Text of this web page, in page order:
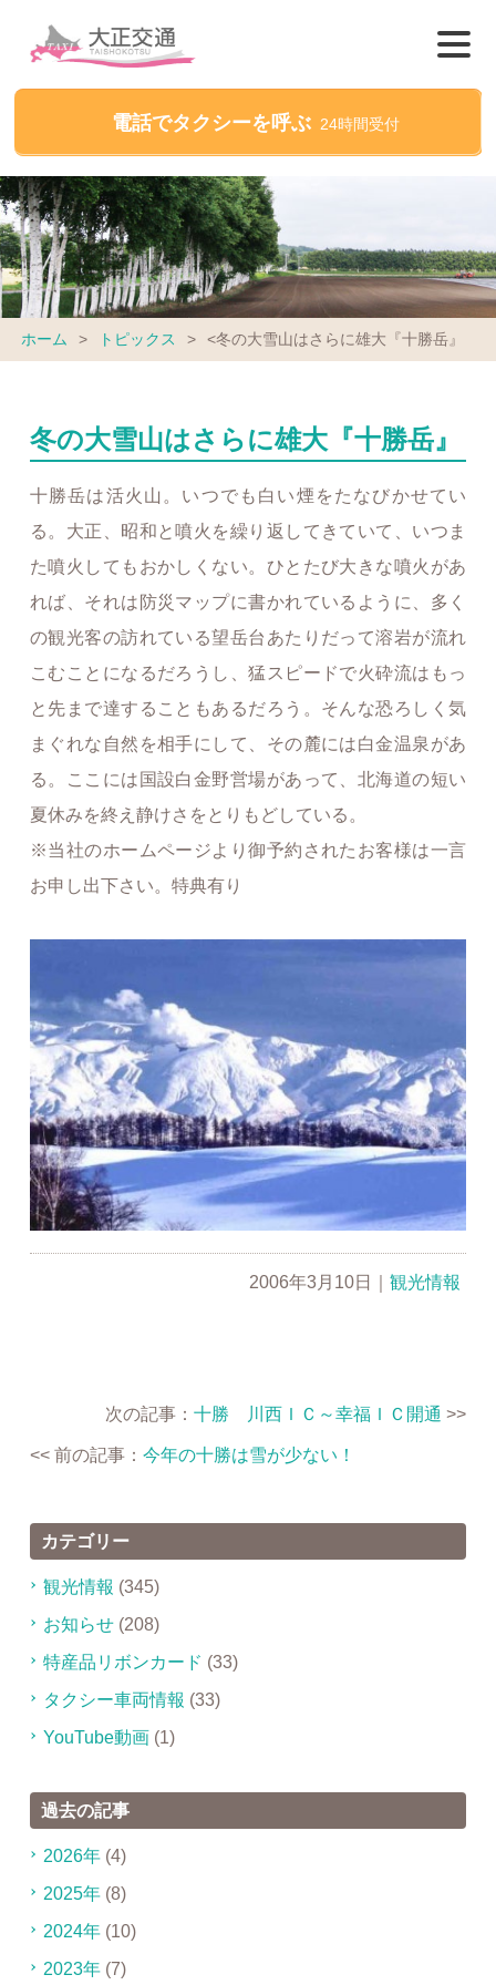
電話でタクシーを呼ぶ 24時間受付
ホーム > トピックス > <冬の大雪山はさらに雄大『十勝岳』
冬の大雪山はさらに雄大『十勝岳』
十勝岳は活火山。いつでも白い煙をたなびかせてい
る。大正、昭和と噴火を繰り返してきていて、いつま
た噴火してもおかしくない。ひとたび大きな噴火があ
れば、それは防災マップに書かれているように、多く
の観光客の訪れている望岳台あたりだって溶岩が流れ
こむことになるだろうし、猛スピードで火砕流はもっ
と先まで達することもあるだろう。そんな恐ろしく気
まぐれな自然を相手にして、その麓には白金温泉があ
る。ここには国設白金野営場があって、北海道の短い
夏休みを終え静けさをとりもどしている。
※当社のホームページより御予約されたお客様は一言
お申し出下さい。特典有り
2006年3月10日 ｜観光情報
次の記事：十勝 川西ＩＣ～幸福ＩＣ開通 >>
<< 前の記事： 今年の十勝は雪が少ない！
カテゴリー
観光情報 (345)
お知らせ(208)
特産品リボンカード (33)
タクシー車両情報 (33)
YouTube動画(1)
過去の記事
2026年(4)
2025年(8)
2024年(10)
2023年(7)